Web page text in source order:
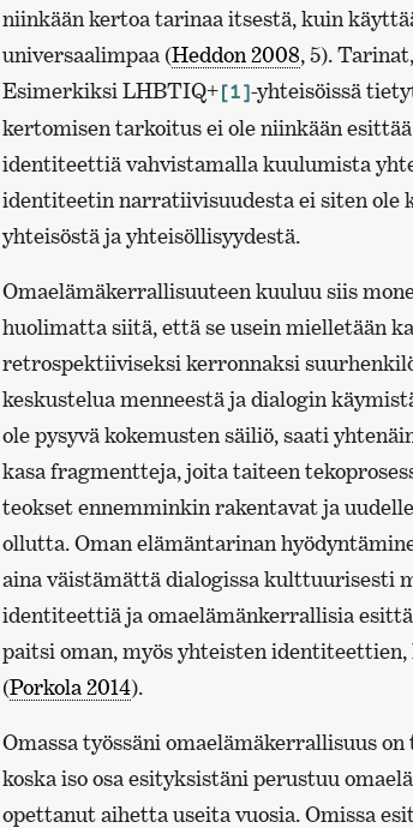
niinkään kertoa tarinaa itsestä, kuin
universaalimpaa (Heddon 2008, 5).
Esimerkiksi LHBTIQ+[1]-yhteisöissä
kertomisen tarkoitus ei ole niinkään
identiteettiä vahvistamalla kuulumista
identiteetin narratiivisuudesta ei siten ole
yhteisöstä ja yhteisöllisyydestä.
Omaelämäkerrallisuuteen kuuluu siis
huolimatta siitä, että se usein mielletään
retrospektiiviseksi kerronnaksi
keskustelua menneestä ja dialogin
ole pysyvä kokemusten säiliö, saati
kasa fragmentteja, joita taiteen
teokset ennemminkin rakentavat ja
ollutta. Oman elämäntarinan
aina väistämättä dialogissa kulttuurisesti
identiteettiä ja omaelämänkerrallisia
paitsi oman, myös yhteisten
(Porkola 2014).
Omassa työssäni omaelämäkerrallisuus
koska iso osa esityksistäni perustuu
opettanut aihetta useita vuosia. Omissa